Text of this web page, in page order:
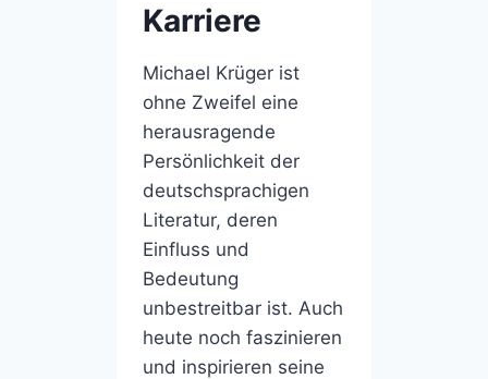
Karriere
Michael Krüger ist
ohne Zweifel eine
herausragende
Persönlichkeit der
deutschsprachigen
Literatur, deren
Einfluss und
Bedeutung
unbestreitbar ist. Auch
heute noch faszinieren
und inspirieren seine